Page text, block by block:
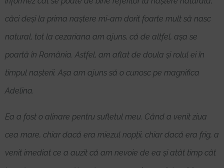
căci deși la prima naștere mi-am dorit foarte mult să nasc
natural, tot la cezariana am ajuns, că de altfel, așa se
poartă în România. Astfel, am aflat de doula și rolul ei în
timpul nașterii. Așa am ajuns să o cunosc pe magnifica
Adelina.
Ea a fost o alinare pentru sufletul meu. Când a venit ziua
cea mare, chiar dacă era miezul nopții, chiar dacă era frig, a
venit imediat ce a auzit că am nevoie de ea și atât timp cât